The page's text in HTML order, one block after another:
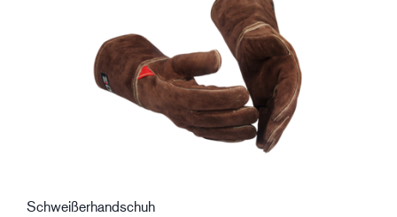
Schweißerhandschuh